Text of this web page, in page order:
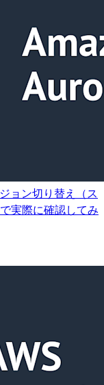
ョン切り替え（ス
実際に確認してみ